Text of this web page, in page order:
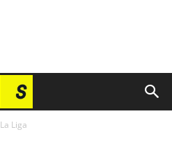
La Liga